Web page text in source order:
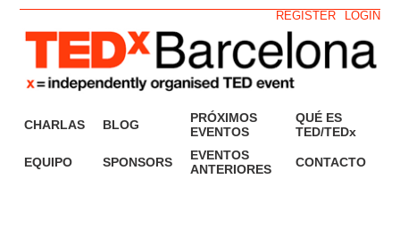
LOGIN
REGISTER
CHARLAS BLOG
PRÓXIMOS
EVENTOS
QUÉ ES
TED/TEDx
EQUIPO SPONSORS
EVENTOS
ANTERIORES
CONTACTO